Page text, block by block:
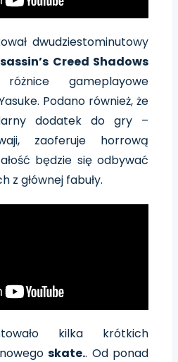
dwudziestominutowy
Creed Shadows
gameplayowe
Podano również, że
dodatek do gry –
zaoferuje horrową
będzie się odbywać
z głównej fabuły.
kilka krótkich
skate.. Od ponad